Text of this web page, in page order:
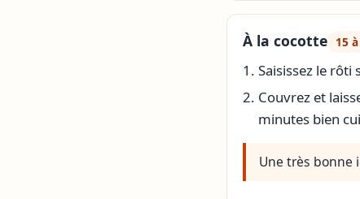
À la cocotte 15
Saisissez le rôti
Couvrez et
minutes bien
Une très bonne